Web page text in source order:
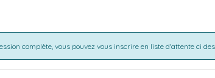
complète, vous pouvez vous inscrire en liste d'attente ci